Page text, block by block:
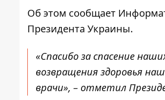
Об этом сообщает
Президента Украины.
«Спасибо за спасение
возвращения здоровья
врачи», – отметил